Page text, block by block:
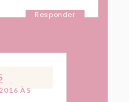
Responder
ÀS